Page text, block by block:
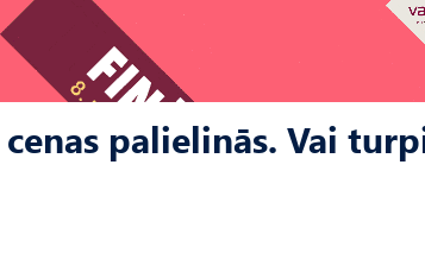
palielinās. Vai